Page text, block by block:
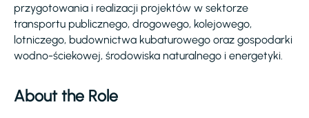
przygotowania i realizacji projektów w sektorze
transportu publicznego, drogowego, kolejowego,
lotniczego, budownictwa kubaturowego oraz gospodarki
wodno-ściekowej, środowiska naturalnego i energetyki.
About the Role